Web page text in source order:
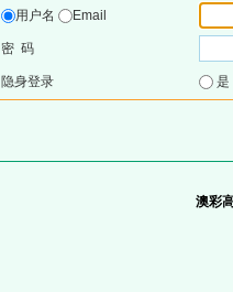
用户名
Email
密 码
隐身登录
澳彩